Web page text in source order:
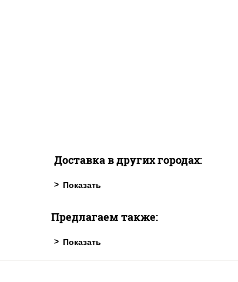
Доставка в других городах:
Предлагаем также: